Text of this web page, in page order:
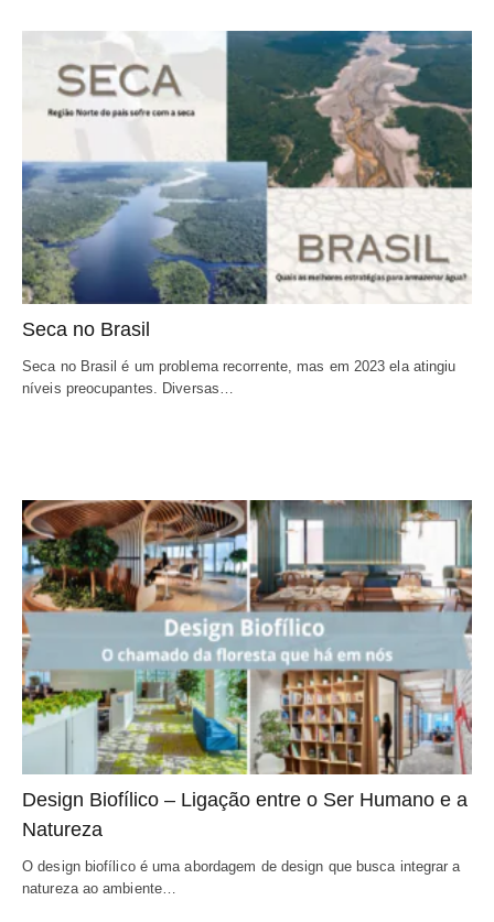
Seca no Brasil
Seca no Brasil é um problema recorrente, mas em 2023 ela atingiu
níveis preocupantes. Diversas…
Design Biofílico – Ligação entre o Ser Humano e a
Natureza
O design biofílico é uma abordagem de design que busca integrar a
natureza ao ambiente…